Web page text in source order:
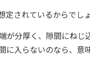
定されているからでし
が分厚く、隙間にねじ
に入らないのなら、意